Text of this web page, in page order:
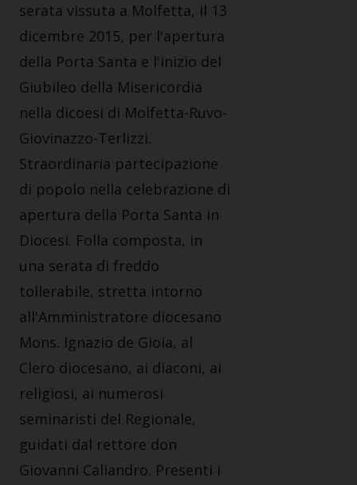
serata vissuta a Molfetta, il 13
dicembre 2015, per l'apertura
della Porta Santa e l'inizio del
Giubileo della Misericordia
nella dicoesi di Molfetta-Ruvo-
Giovinazzo-Terlizzi.
Straordinaria partecipazione
di popolo nella celebrazione di
apertura della Porta Santa in
Diocesi. Folla composta, in
una serata di freddo
tollerabile, stretta intorno
all'Amministratore diocesano
Mons. Ignazio de Gioia, al
Clero diocesano, ai diaconi, ai
religiosi, ai numerosi
seminaristi del Regionale,
guidati dal rettore don
Giovanni Caliandro. Presenti i